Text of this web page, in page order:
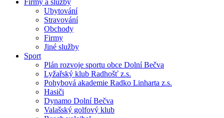
Ubytování
Stravování
Obchody
Firmy
Jiné služby
Sport
Plán rozvoje sportu obce Dolní Bečva
Lyžařský klub Radhošť z.s.
Pohybová akademie Radko Linharta z.s.
Hasiči
Dynamo Dolní Bečva
Valašský golfový klub